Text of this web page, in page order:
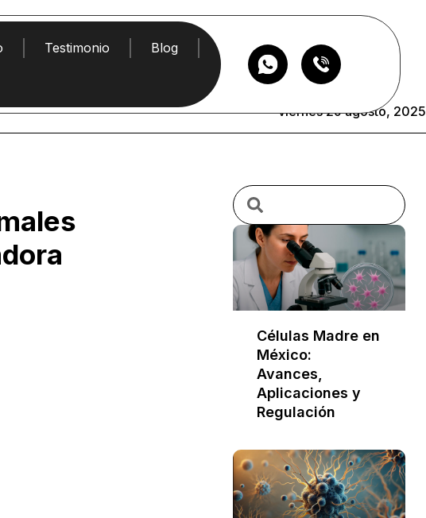
Testimonio Blog
viernes 29 agosto, 2025
Células Madre en
México:
Avances,
Aplicaciones y
Regulación